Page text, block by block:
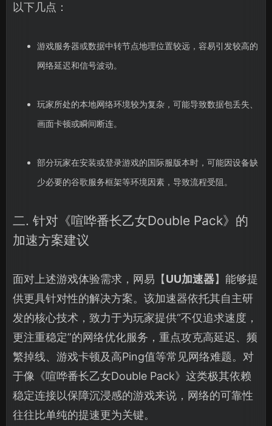
以下几点：
游戏服务器或数据中转节点地理位置较远，容易引发较高的
网络延迟和信号波动。
玩家所处的本地网络环境较为复杂，可能导致数据包丢失、
画面卡顿或瞬间断连。
部分玩家在安装或登录游戏的国际服版本时，可能因设备缺
少必要的谷歌服务框架等环境因素，导致流程受阻。
二. 针对《喧哗番长乙女Double Pack》的
加速方案建议
面对上述游戏体验需求，网易【UU加速器】能够提
供更具针对性的解决方案。该加速器依托其自主研
发的核心技术，致力于为玩家提供“不仅追求速度，
更注重稳定”的网络优化服务，重点攻克高延迟、频
繁掉线、游戏卡顿及高Ping值等常见网络难题。对
于像《喧哗番长乙女Double Pack》这类极其依赖
稳定连接以保障沉浸感的游戏来说，网络的可靠性
往往比单纯的提速更为关键。